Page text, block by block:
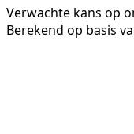
Verwachte kans op
Berekend op basis